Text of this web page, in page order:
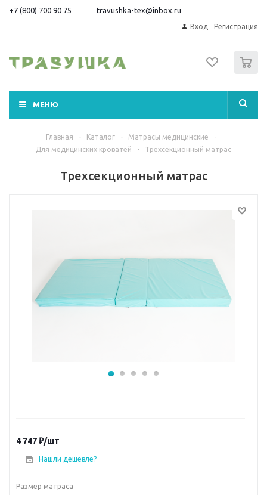
+7 (800) 700 90 75 travushka-tex@inbox.ru
Вход Регистрация
МЕНЮ
Главная - Каталог - Матрасы медицинские
-
Для медицинских кроватей
- Трехсекционный матрас
Трехсекционный матрас
4 747₽/шт
Нашли дешевле?
Размер матраса